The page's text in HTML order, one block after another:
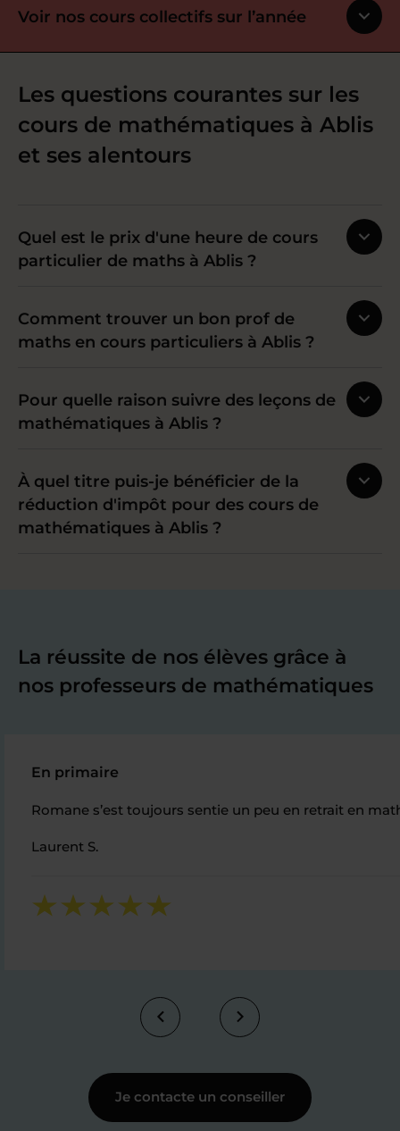
Voir nos cours collectifs sur l’année
Les questions courantes sur les
cours de mathématiques à Ablis
et ses alentours
Quel est le prix d'une heure de cours
particulier de maths à Ablis ?
Comment trouver un bon prof de
maths en cours particuliers à Ablis ?
Pour quelle raison suivre des leçons de
mathématiques à Ablis ?
À quel titre puis-je bénéficier de la
réduction d'impôt pour des cours de
mathématiques à Ablis ?
La réussite de nos élèves grâce à
nos professeurs de mathématiques
En primaire
Romane s’est toujours sentie un peu en retrait en
Laurent S.
Je contacte un conseiller